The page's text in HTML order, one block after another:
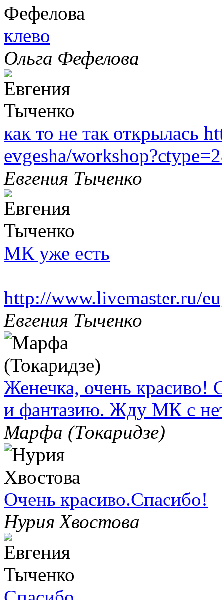
клево
Ольга Фефелова
как то не так открылась
evgesha/
Евгения Тыченко
МК уже есть
http://www.livemaster.ru/
Евгения Тыченко
Женечка, очень красиво!
и фантазию. Жду МК с
Марфа (Токаридзе)
Очень красиво.Спасибо!
Нурия Хвостова